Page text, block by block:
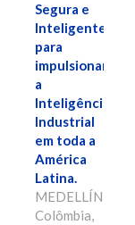
Segura e
Inteligente"
para
impulsionar
a
Inteligência
Industrial
em toda a
América
Latina.
MEDELLÍN,
Colômbia,